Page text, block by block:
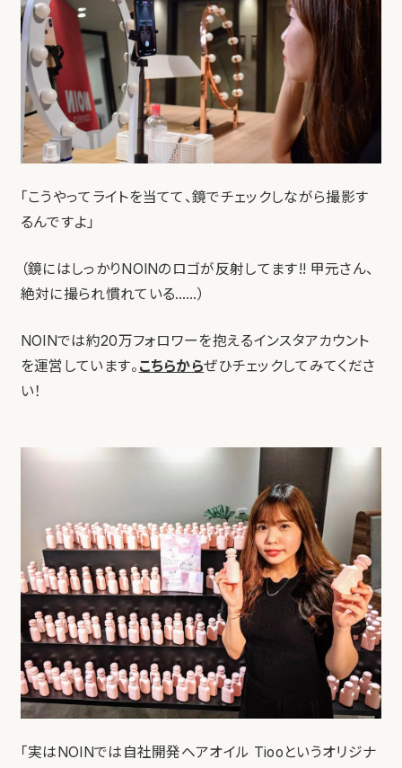
「こうやってライトを当てて、鏡でチェックしながら撮影す
るんですよ」
（鏡にはしっかりNOINのロゴが反射してます!! 甲元さん、
絶対に撮られ慣れている……）
NOINでは約20万フォロワーを抱えるインスタアカウント
を運営しています。 こちらからぜひチェックしてみてくださ
い！
「実はNOINでは自社開発ヘアオイル Tiooというオリジナ